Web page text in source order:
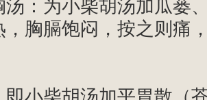
：为小柴胡汤加瓜蒌
，胸膈饱闷，按之则痛